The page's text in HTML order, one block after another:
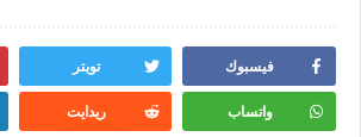
فيسبوك تويتر
واتساب ريدايت